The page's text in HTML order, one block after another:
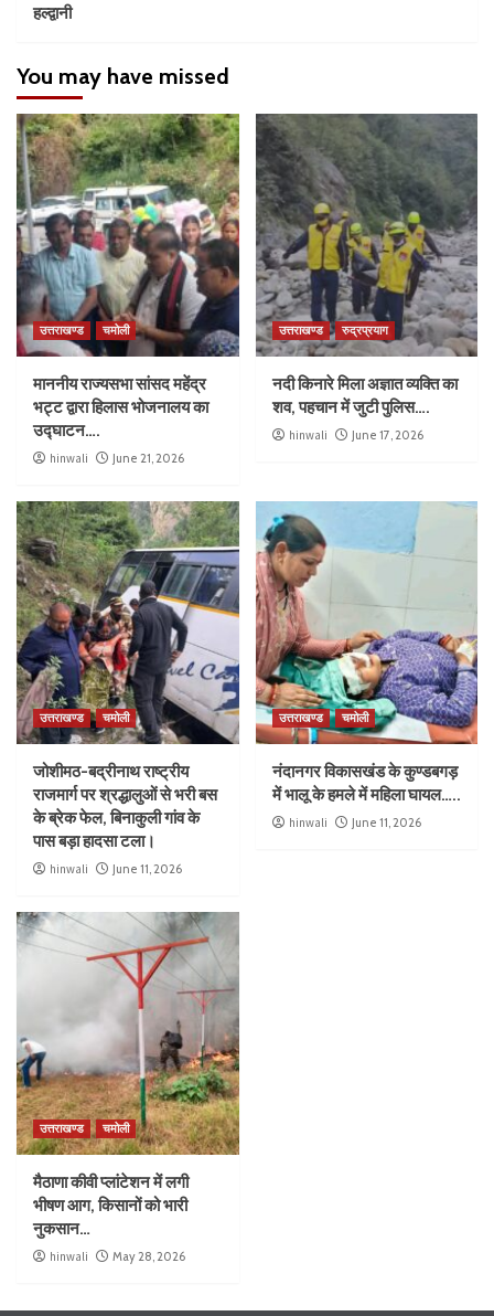
हल्द्वानी
You may have missed
उत्तराखण्ड चमोली
माननीय राज्यसभा सांसद महेंद्र
भट्ट द्वारा हिलास भोजनालय का
उद्घाटन….
hinwali June 21, 2026
उत्तराखण्ड रुद्रप्रयाग
नदी किनारे मिला अज्ञात व्यक्ति का
शव, पहचान में जुटी पुलिस….
hinwali June 17, 2026
उत्तराखण्ड चमोली
जोशीमठ-बद्रीनाथ राष्ट्रीय
राजमार्ग पर श्रद्धालुओं से भरी बस
के ब्रेक फेल, बिनाकुली गांव के
पास बड़ा हादसा टला।
hinwali June 11, 2026
उत्तराखण्ड चमोली
नंदानगर विकासखंड के कुण्डबगड़
में भालू के हमले में महिला घायल…..
hinwali June 11, 2026
उत्तराखण्ड चमोली
मैठाणा कीवी प्लांटेशन में लगी
भीषण आग, किसानों को भारी
नुकसान…
hinwali May 28, 2026